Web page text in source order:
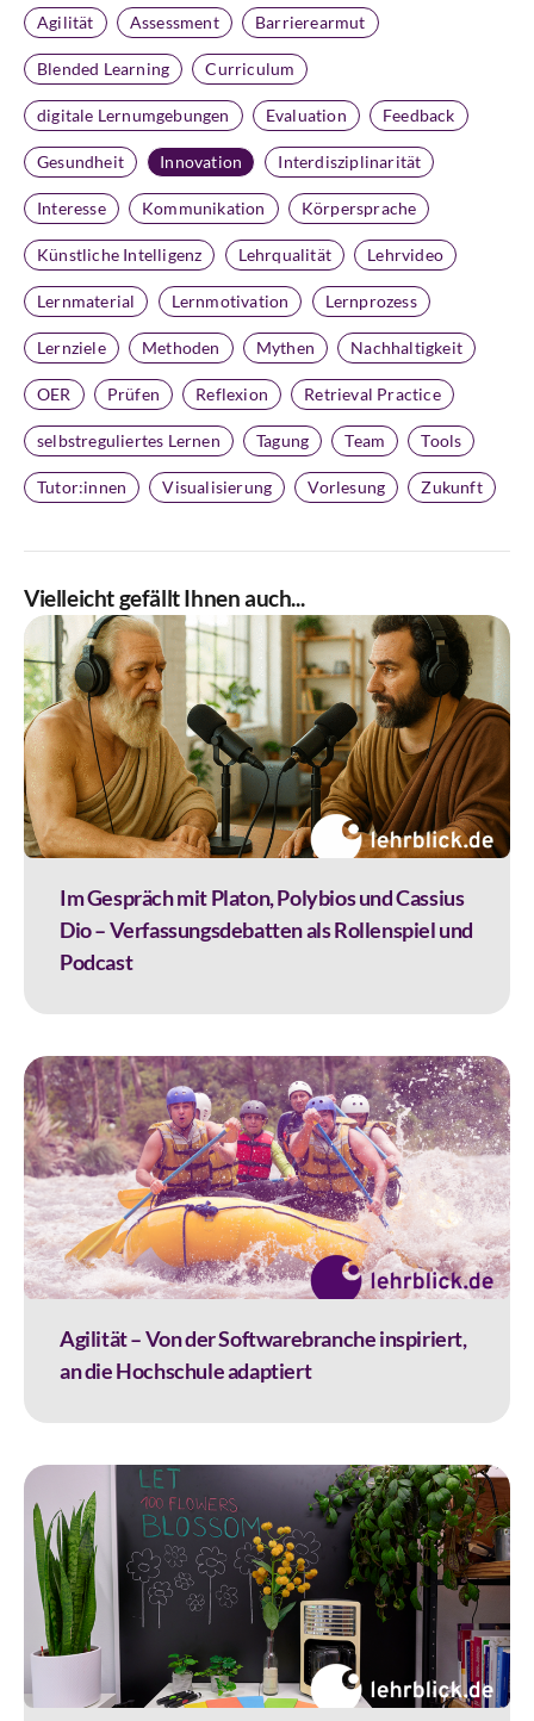
Agilität Assessment Barrierearmut
Blended Learning Curriculum
digitale Lernumgebungen Evaluation Feedback
Gesundheit Innovation Interdisziplinarität
Interesse Kommunikation Körpersprache
Künstliche Intelligenz Lehrqualität Lehrvideo
Lernmaterial Lernmotivation Lernprozess
Lernziele Methoden Mythen Nachhaltigkeit
OER Prüfen Reflexion Retrieval Practice
selbstreguliertes Lernen Tagung Team Tools
Tutor:innen Visualisierung Vorlesung Zukunft
Vielleicht gefällt Ihnen auch...
Im Gespräch mit Platon, Polybios und Cassius
Dio – Verfassungsdebatten als Rollenspiel und
Podcast
Agilität – Von der Softwarebranche inspiriert,
an die Hochschule adaptiert